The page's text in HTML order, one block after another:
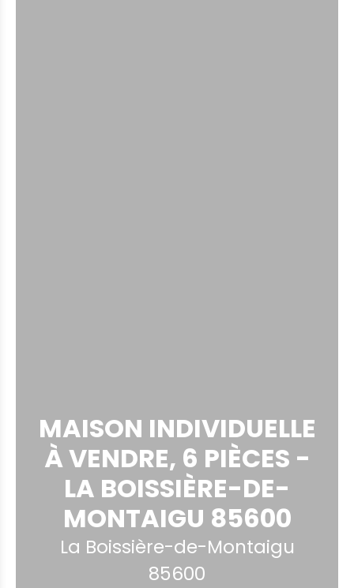
MAISON INDIVIDUELLE
À VENDRE, 6 PIÈCES -
LA BOISSIÈRE-DE-
MONTAIGU 85600
La Boissière-de-Montaigu
85600